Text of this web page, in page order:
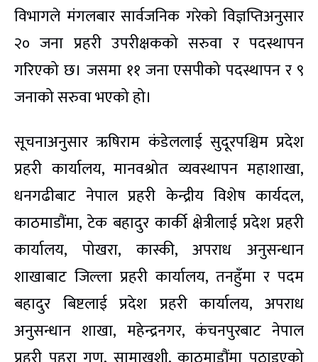
विभागले मंगलबार सार्वजनिक गरेको विज्ञप्तिअनुसार
२० जना प्रहरी उपरीक्षकको सरुवा र पदस्थापन
गरिएको छ। जसमा ११ जना एसपीको पदस्थापन र ९
जनाको सरुवा भएको हो।
सूचनाअनुसार ऋषिराम कंडेललाई सुदूरपश्चिम प्रदेश
प्रहरी कार्यालय, मानवश्रोत व्यवस्थापन महाशाखा,
धनगढीबाट नेपाल प्रहरी केन्द्रीय विशेष कार्यदल,
काठमाडौंमा, टेक बहादुर कार्की क्षेत्रीलाई प्रदेश प्रहरी
कार्यालय, पोखरा, कास्की, अपराध अनुसन्धान
शाखाबाट जिल्ला प्रहरी कार्यालय, तनहुँमा र पदम
बहादुर बिष्टलाई प्रदेश प्रहरी कार्यालय, अपराध
अनुसन्धान शाखा, महेन्द्रनगर, कंचनपुरबाट नेपाल